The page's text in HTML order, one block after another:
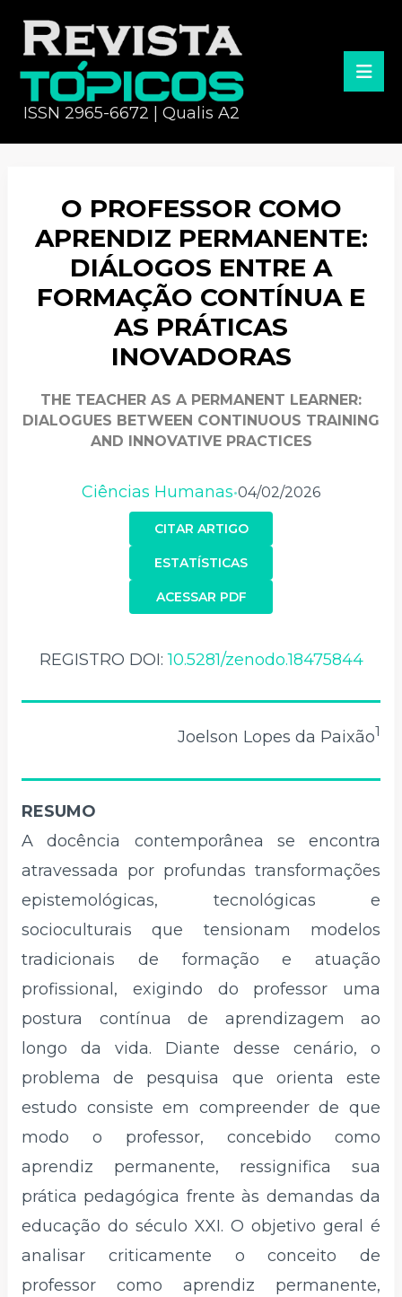
ISSN 2965-6672 | Qualis A2
O PROFESSOR COMO
APRENDIZ PERMANENTE:
DIÁLOGOS ENTRE A
FORMAÇÃO CONTÍNUA E
AS PRÁTICAS
INOVADORAS
THE TEACHER AS A PERMANENT LEARNER:
DIALOGUES BETWEEN CONTINUOUS TRAINING
AND INNOVATIVE PRACTICES
Ciências Humanas•04/02/2026
CITAR ARTIGO
ACESSAR PDF
ESTATÍSTICAS
REGISTRO DOI:10.5281/zenodo.18475844
Joelson Lopes da Paixão1
RESUMO
A docência contemporânea se encontra
atravessada por profundas transformações
epistemológicas, tecnológicas e
socioculturais que tensionam modelos
tradicionais de formação e atuação
profissional, exigindo do professor uma
postura contínua de aprendizagem ao
longo da vida. Diante desse cenário, o
problema de pesquisa que orienta este
estudo consiste em compreender de que
modo o professor, concebido como
aprendiz permanente, ressignifica sua
prática pedagógica frente às demandas da
educação do século XXI. O objetivo geral é
analisar criticamente o conceito de
professor como aprendiz permanente,